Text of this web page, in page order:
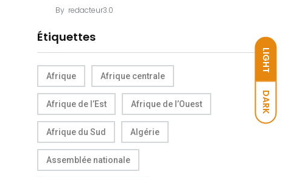
LIGHT
DARK
By redacteur3.0
Étiquettes
Afrique Afrique centrale
Afrique de l’Est Afrique de l’Ouest
Afrique du Sud Algérie
Assemblée nationale